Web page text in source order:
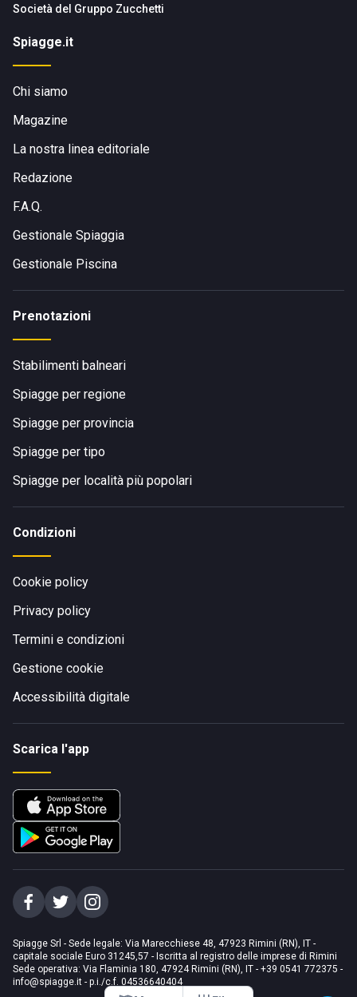
Società del Gruppo Zucchetti
Spiagge.it
Chi siamo
Magazine
La nostra linea editoriale
Redazione
F.A.Q.
Gestionale Spiaggia
Gestionale Piscina
Prenotazioni
Stabilimenti balneari
Spiagge per regione
Spiagge per provincia
Spiagge per tipo
Spiagge per località più popolari
Condizioni
Cookie policy
Privacy policy
Termini e condizioni
Gestione cookie
Accessibilità digitale
Scarica l'app
Spiagge Srl - Sede legale: Via Marecchiese 48, 47923 Rimini (RN), IT -
capitale sociale Euro 31245,57 - Iscritta al registro delle imprese di Rimini
Sede operativa: Via Flaminia 180, 47924 Rimini (RN), IT - +39 0541 772375 -
info@spiagge.it - p.i./c.f. 04536640404